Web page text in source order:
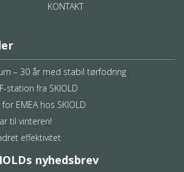
KONTAKT
– 30 år med stabil tørfodring
station fra SKIOLD
EMEA hos SKIOLD
til vinteren!
effektivitet
nyhedsbrev